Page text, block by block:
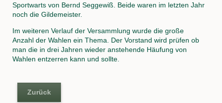
Sportwarts von Bernd Seggewiß. Beide waren im letzten Jahr
noch die Gildemeister.
Im weiteren Verlauf der Versammlung wurde die große
Anzahl der Wahlen ein Thema. Der Vorstand wird prüfen ob
man die in drei Jahren wieder anstehende Häufung von
Wahlen entzerren kann und sollte.
Zurück